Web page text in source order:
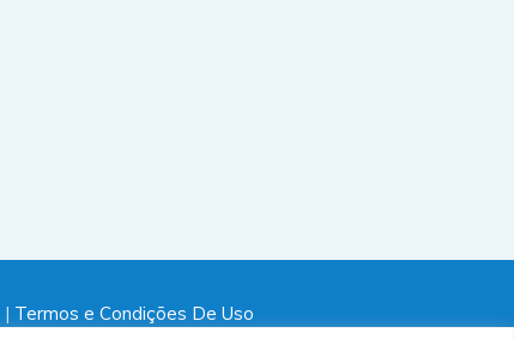
| Termos e Condições De Uso